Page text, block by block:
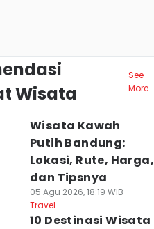
Wisata
See
More
Wisata Kawah
Putih Bandung:
Lokasi, Rute, Harga,
dan Tipsnya
05 Agu 2026, 18:19 WIB
Travel
10 Destinasi Wisata